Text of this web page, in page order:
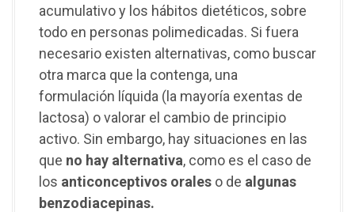
acumulativo y los hábitos dietéticos, sobre
todo en personas polimedicadas. Si fuera
necesario existen alternativas, como buscar
otra marca que la contenga, una
formulación líquida (la mayoría exentas de
lactosa) o valorar el cambio de principio
activo. Sin embargo, hay situaciones en las
que no hay alternativa, como es el caso de
los anticonceptivos orales o de algunas
benzodiacepinas.